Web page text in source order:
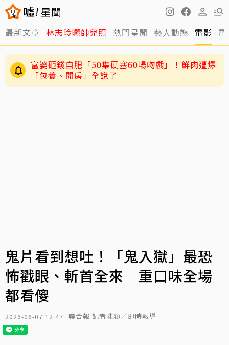
最新文章 林志玲曬帥兒照 熱門星聞 藝人動態 電影
富婆砸錢自肥「50集硬塞60場吻戲」！鮮肉遭爆
「包養、開房」全說了
鬼片看到想吐！「鬼入獄」最恐
怖戳眼、斬首全來 重口味全場
都看傻
2026-06-07 12:47 聯合報 記者陳穎／即時報導